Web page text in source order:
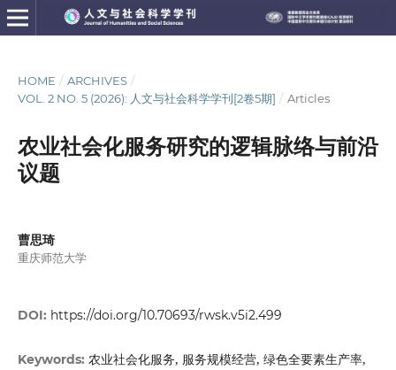
HOME / ARCHIVES /
VOL. 2 NO. 5 (2026): 人文与社会科学学刊[2卷5期] / Articles
农业社会化服务研究的逻辑脉络与前沿
议题
曹思琦
重庆师范大学
DOI: https://doi.org/10.70693/rwsk.v5i2.499
Keywords: 农业社会化服务, 服务规模经营, 绿色全要素生产率,